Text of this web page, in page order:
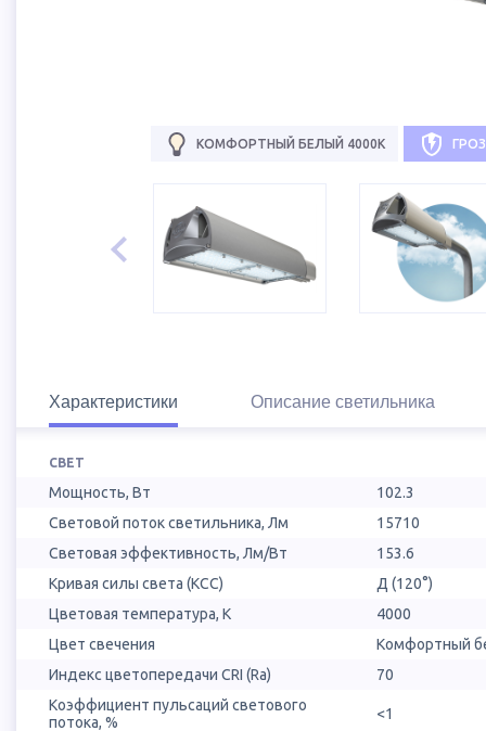
КОМФОРТНЫЙ БЕЛЫЙ 4000К
Характеристики Описание светильника
СВЕТ
Мощность, Вт
102.3
Световой поток светильника, Лм
15710
Световая эффективность, Лм/Вт
153.6
Кривая силы света (КСС)
Д (120°)
Цветовая температура, К
4000
Цвет свечения
Комфортный
Индекс цветопередачи CRI (Ra)
70
Коэффициент пульсаций светового
потока, %
<1